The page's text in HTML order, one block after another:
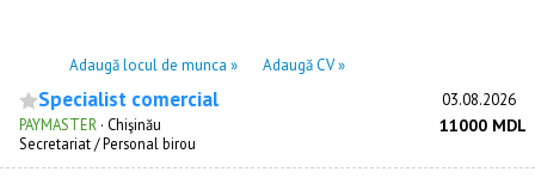
Adaugă locul de munca » Adaugă CV »
Specialist comercial 03.08.2026
PAYMASTER · Chişinău 11000 MDL
Secretariat / Personal birou